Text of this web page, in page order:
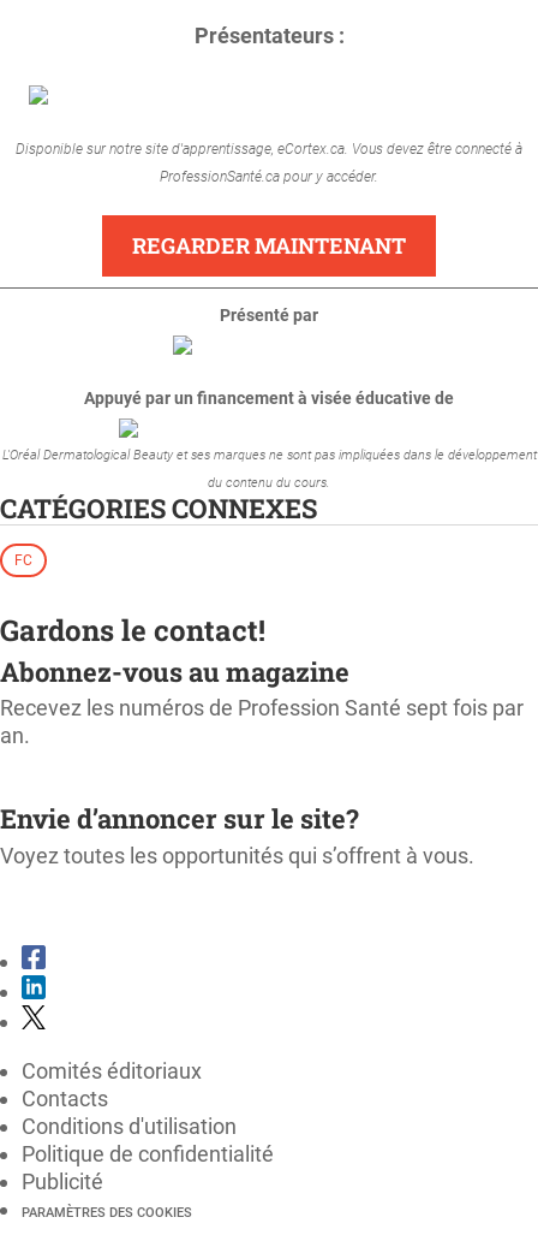
Présentateurs :
Disponible sur notre site d'apprentissage, eCortex.ca. Vous devez être connecté à
ProfessionSanté.ca pour y accéder.
REGARDER MAINTENANT
Présenté par
Appuyé par un financement à visée éducative de
L'Oréal Dermatological Beauty et ses marques ne sont pas impliquées dans le développement
du contenu du cours.
CATÉGORIES CONNEXES
FC
Gardons le contact!
Abonnez-vous au magazine
Recevez les numéros de Profession Santé sept fois par
an.
Envie d’annoncer sur le site?
Voyez toutes les opportunités qui s’offrent à vous.
Comités éditoriaux
Contacts
Conditions d'utilisation
Politique de confidentialité
Publicité
PARAMÈTRES DES COOKIES